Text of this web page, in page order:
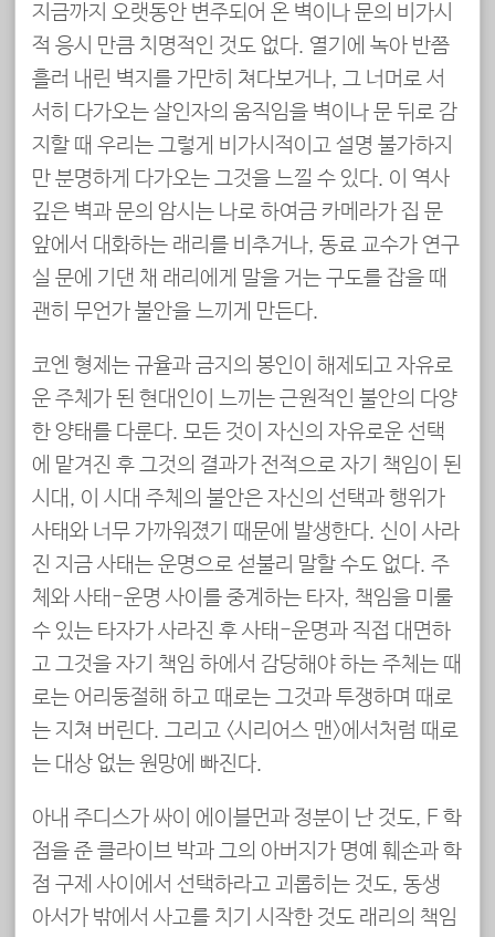
지금까지 오랫동안 변주되어 온 벽이나 문의 비가시
적 응시 만큼 치명적인 것도 없다. 열기에 녹아 반쯤
흘러 내린 벽지를 가만히 쳐다보거나, 그 너머로 서
서히 다가오는 살인자의 움직임을 벽이나 문 뒤로 감
지할 때 우리는 그렇게 비가시적이고 설명 불가하지
만 분명하게 다가오는 그것을 느낄 수 있다. 이 역사
깊은 벽과 문의 암시는 나로 하여금 카메라가 집 문
앞에서 대화하는 래리를 비추거나, 동료 교수가 연구
실 문에 기댄 채 래리에게 말을 거는 구도를 잡을 때
괜히 무언가 불안을 느끼게 만든다.
코엔 형제는 규율과 금지의 봉인이 해제되고 자유로
운 주체가 된 현대인이 느끼는 근원적인 불안의 다양
한 양태를 다룬다. 모든 것이 자신의 자유로운 선택
에 맡겨진 후 그것의 결과가 전적으로 자기 책임이 된
시대, 이 시대 주체의 불안은 자신의 선택과 행위가
사태와 너무 가까워졌기 때문에 발생한다. 신이 사라
진 지금 사태는 운명으로 섣불리 말할 수도 없다. 주
체와 사태-운명 사이를 중계하는 타자, 책임을 미룰
수 있는 타자가 사라진 후 사태-운명과 직접 대면하
고 그것을 자기 책임 하에서 감당해야 하는 주체는 때
로는 어리둥절해 하고 때로는 그것과 투쟁하며 때로
는 지쳐 버린다. 그리고 <시리어스 맨>에서처럼 때로
는 대상 없는 원망에 빠진다.
아내 주디스가 싸이 에이블먼과 정분이 난 것도, F 학
점을 준 클라이브 박과 그의 아버지가 명예 훼손과 학
점 구제 사이에서 선택하라고 괴롭히는 것도, 동생
아서가 밖에서 사고를 치기 시작한 것도 래리의 책임